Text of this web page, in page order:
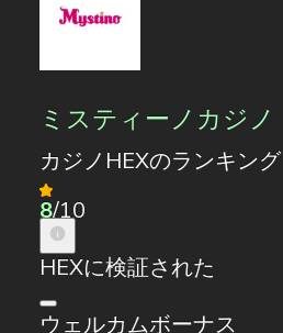
ミスティーノカジノ
カジノHEXのランキング
8/10
HEXに検証された
ウェルカムボーナス